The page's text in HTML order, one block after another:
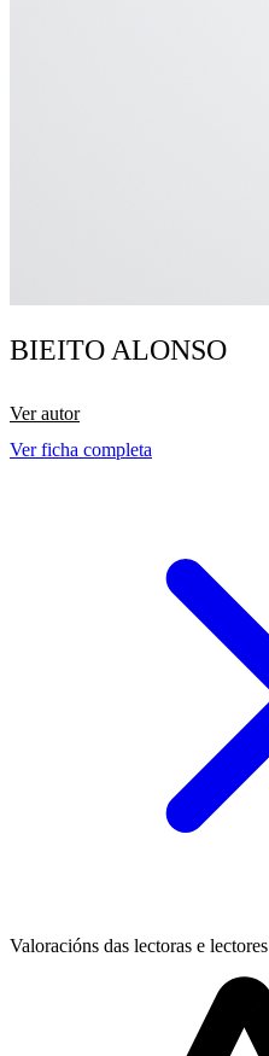
BIEITO ALONSO
Ver autor
Ver ficha completa
Valoracións das lectoras e lectores